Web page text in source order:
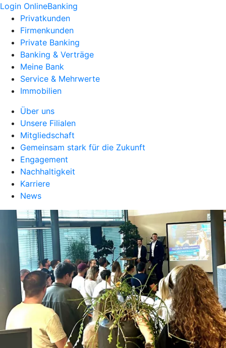
Login OnlineBanking
Privatkunden
Firmenkunden
Private Banking
Banking & Verträge
Meine Bank
Service & Mehrwerte
Immobilien
Über uns
Unsere Filialen
Mitgliedschaft
Gemeinsam stark für die Zukunft
Engagement
Nachhaltigkeit
Karriere
News